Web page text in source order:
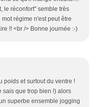
le réconfort" semble très
régime n'est peut être
!! <br /> Bonne journée :-)
poids et surtout du ventre !
sais que trop bien !) alors
superbe ensemble jogging